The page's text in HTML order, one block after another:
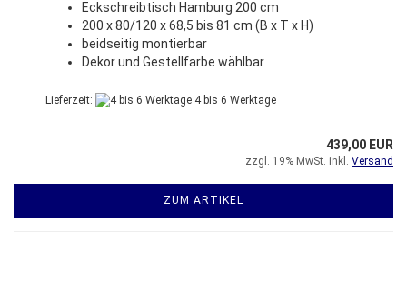
Eckschreibtisch Hamburg 200 cm
200 x 80/120 x 68,5 bis 81 cm (B x T x H)
beidseitig montierbar
Dekor und Gestellfarbe wählbar
Lieferzeit: 4 bis 6 Werktage
439,00 EUR
zzgl. 19% MwSt. inkl. Versand
ZUM ARTIKEL